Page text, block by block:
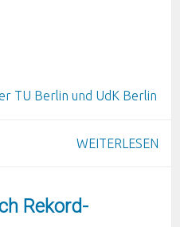
TU Berlin und UdK Berlin
WEITERLESEN
Rekord-